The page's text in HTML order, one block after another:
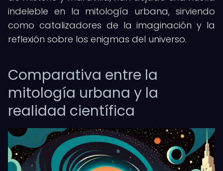
indeleble en la mitología urbana, sirviendo
como catalizadores de la imaginación y la
reflexión sobre los enigmas del universo.
Comparativa entre la
mitología urbana y la
realidad científica